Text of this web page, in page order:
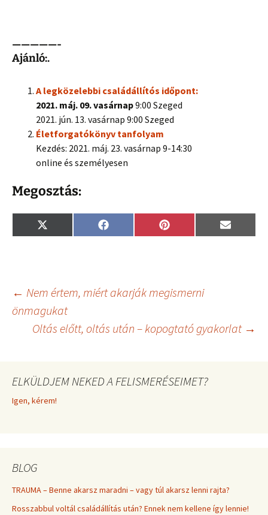
—————-
Ajánló:.
A legközelebbi családállítós időpont:
2021. máj. 09. vasárnap9:00 Szeged
2021. jún. 13. vasárnap 9:00 Szeged
Életforgatókönyv tanfolyam
Kezdés: 2021. máj. 23. vasárnap 9-14:30
online és személyesen
Megosztás:
Share
on
X
(
e
r
)
Share
on
F
a
k
Share
on
P
i
e
s
Share
on
E
m
Bejegyzés
navigáció
← Nem értem, miért akarják megismerni
önmagukat
Oltás előtt, oltás után – kopogtató gyakorlat →
ELKÜLDJEM NEKED A FELISMERÉSEIMET?
Igen, kérem!
BLOG
TRAUMA – Benne akarsz maradni – vagy túl akarsz lenni rajta?
Rosszabbul voltál családállítás után? Ennek nem kellene így lennie!